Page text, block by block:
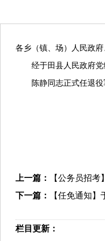
各乡（镇、场）人民政
经于田县人民政府党
陈静同志正式任退役
上一篇：
【公务员招
下一篇：
【任免通知
栏目更新：